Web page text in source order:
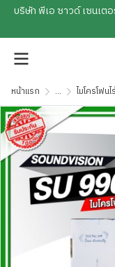
บริษัท พีเอ ซาวด์ เซนเต
หน้าแรก ... ไมโครโฟน